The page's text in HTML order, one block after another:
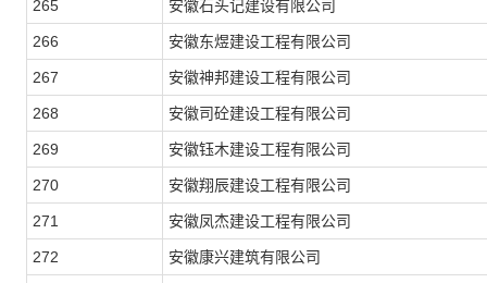
265 安徽石头记建设有限公司
266 安徽东煜建设工程有限公司
267 安徽神邦建设工程有限公司
268 安徽司砼建设工程有限公司
269 安徽钰木建设工程有限公司
270 安徽翔辰建设工程有限公司
271 安徽凤杰建设工程有限公司
272 安徽康兴建筑有限公司